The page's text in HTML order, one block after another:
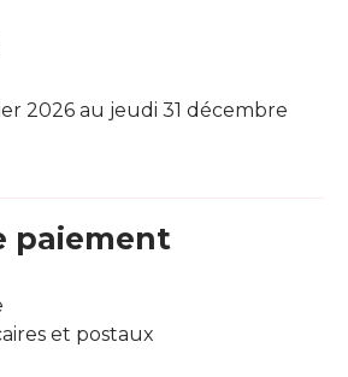
2026 au jeudi 31 décembre
paiement
et postaux